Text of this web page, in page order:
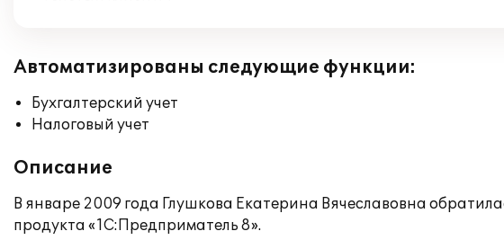
Автоматизированы следующие функции:
Бухгалтерский учет
Налоговый учет
Описание
В январе 2009 года Глушкова Екатерина Вячеславовна
продукта «1С:Предприматель 8».